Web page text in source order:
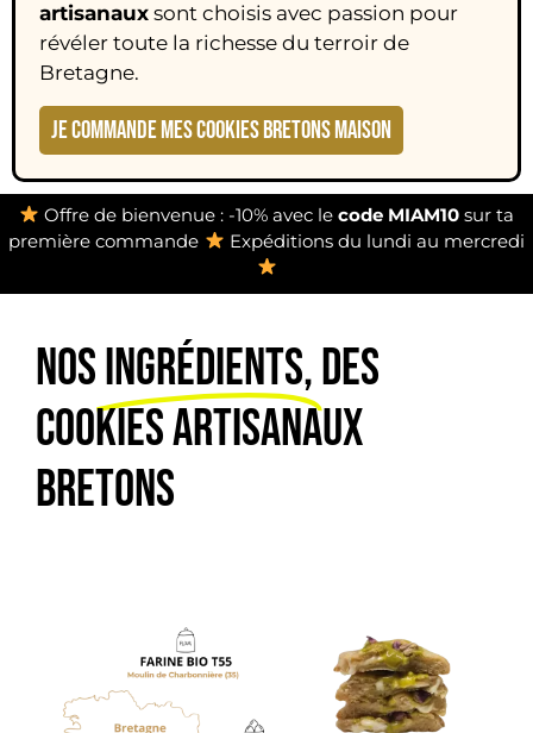
artisanaux sont choisis avec passion pour
révéler toute la richesse du terroir de
Bretagne.
JE COMMANDE MES COOKIES BRETONS MAISON
Offre de bienvenue : -10% avec lecode MIAM10 sur ta
première commande
Expéditions du lundi au mercredi
NOSINGRÉDIENTS,DES
COOKIES ARTISANAUX
BRETONS